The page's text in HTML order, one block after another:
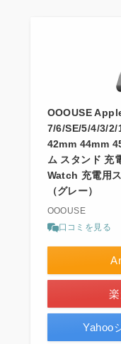
OOOUSE
7/6/SE/5/4/3/2/
42mm 44mm
ム スタンド 充
Watch 充電用
（グレー）
OOOUSE
口コミを見る
Yahoo